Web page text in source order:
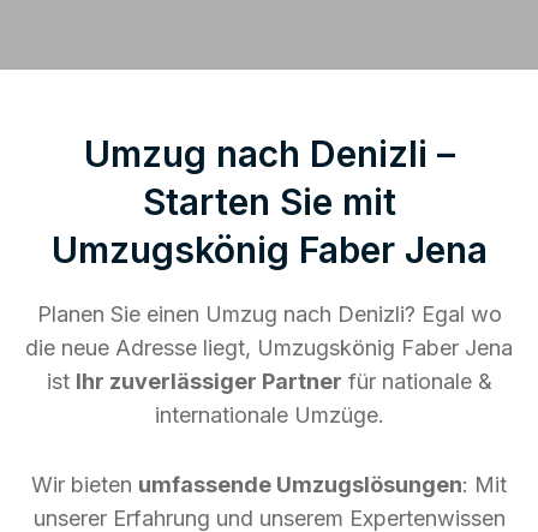
Umzug nach Denizli –
Starten Sie mit
Umzugskönig Faber Jena
Planen Sie einen Umzug nach Denizli? Egal wo
die neue Adresse liegt, Umzugskönig Faber Jena
ist Ihr zuverlässiger Partner für nationale &
internationale Umzüge.
Wir bieten umfassende Umzugslösungen: Mit
unserer Erfahrung und unserem Expertenwissen